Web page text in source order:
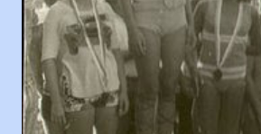
protesto eylemiyle açıkladıklarını
adına açıklama yapan şahsı
söylüyoruz. Bu son uyarımızdır. Bunun
ait tanıtıcı ilanların asılmasına izin
Belediyesi ile mağazaların bulunduğu